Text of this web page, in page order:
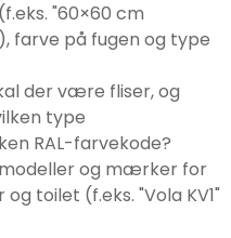
"60×60 cm
farve på fugen og type
der være fliser, og
type
RAL-farvekode?
og mærker for
toilet (f.eks. "Vola KV1"